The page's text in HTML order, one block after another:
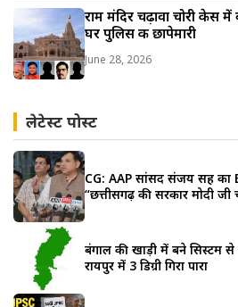
राम मंदिर चढ़ावा चोरी केस में
घर पुलिस की छापेमारी
June 28, 2026
लेटेस्ट पोस्ट
CG: AAP सांसद संजय सिंह का
“छत्तीसगढ़ की सरकार मोदी जी
बंगाल की खाड़ी में बने सिस्टम
रायपुर में 3 डिग्री गिरा पारा